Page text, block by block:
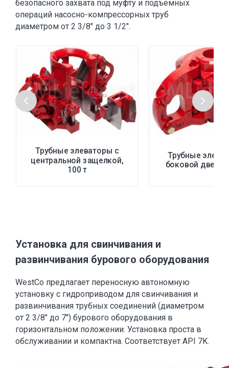
безопасного захвата под муфту и подъемных
операций насосно-компрессорных труб
диаметром от 2 3/8" до 3 1/2".
Трубные элеваторы с
центральной защелкой,
100 т
Трубные
боковой
Установка для свинчивания и
развинчивания бурового оборудования
WestCo предлагает переносную автономную
установку с гидроприводом для свинчивания и
развинчивания трубных соединений (диаметром
от 2 3/8" до 7") бурового оборудования в
горизонтальном положении. Установка проста в
обслуживании и компактна. Соответствует API 7K.